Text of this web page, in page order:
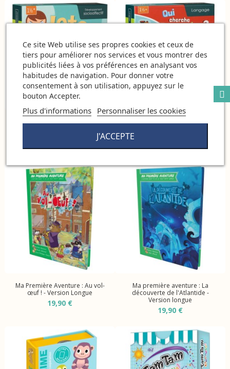
Loto des Emotions -
23,00 €
Qui Cherche Quoi Où ? -
Ma Première Aventure : Au vol-
œuf ! - Version Longue
19,90 €
Ma première aventure : La
découverte de l'Atlantide -
Version longue
19,90 €
Ce site Web utilise ses propres cookies et ceux de
tiers pour améliorer nos services et vous montrer des
publicités liées à vos préférences en analysant vos
habitudes de navigation. Pour donner votre
consentement à son utilisation, appuyez sur le
bouton Accepter.
Plus d'informations Personnaliser les cookies
J'ACCEPTE